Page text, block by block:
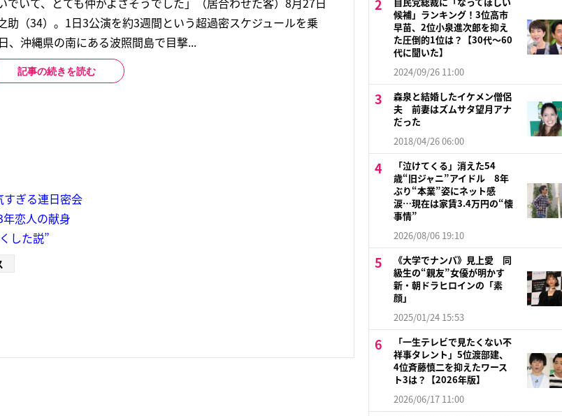
助（34）。1日3公演を約3週間という超過密スケジュールを乗
、沖縄県の南にある波照間島で目撃...
記事の続きを読む
ぎる連日密会
恋人の献身
した説”
候補」ランキング！3位高市
早苗、2位小泉進次郎を抑え
た圧倒的1位は？【30代〜60
代に聞いた】
2024/09/26 11:00
森泉と結婚したイケメン僧侶
夫 前妻はズムサタ望月アナ
だった
2018/04/26 06:00
「泣けてくる」消えた54
歳“旧ジャニ”アイドル 8年
ぶり“本業”姿にネット感
涙…現在は家賃3.4万円の“懐
事情”
2026/08/06 19:10
《大学でナンパ》見上愛 同
級生の“親友”女優が明かす
新・朝ドラヒロインの「素
顔」
2025/01/24 15:53
「一生テレビで見たくない不
祥事タレント」5位渡部建、
4位斉藤慎二を抑えたワース
ト3は？【2026年版】
2026/06/17 11:00